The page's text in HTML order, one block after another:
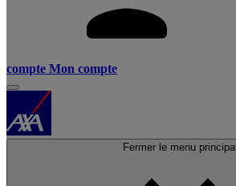
compte Mon compte
Fermer le menu principal